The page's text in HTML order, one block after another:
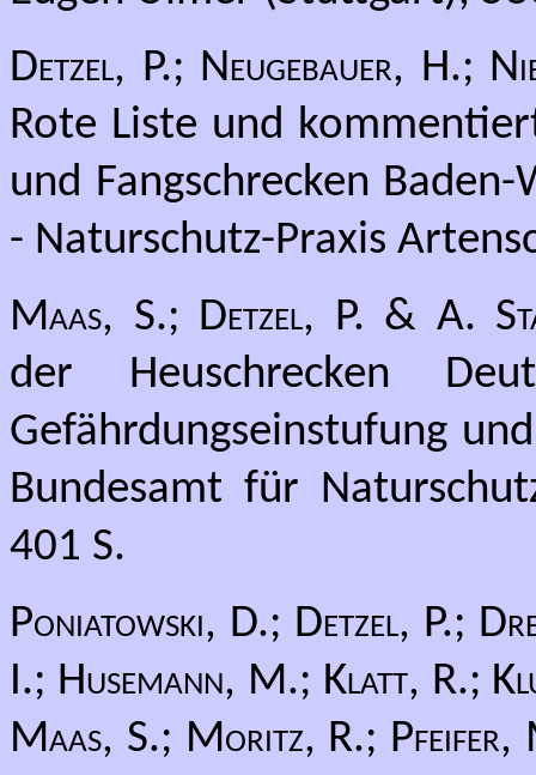
Detzel, P.; Neugebauer, H.;
Rote Liste und
und Fangschrecken
- Naturschutz-Praxis
Maas, S.; Detzel, P. & A.
der Heuschrecken
Gefährdungseinstufung
Bundesamt für
401 S.
Poniatowski, D.; Detzel, P.;
I.; Husemann, M.; Klatt, R.;
Maas, S.; Moritz, R.;